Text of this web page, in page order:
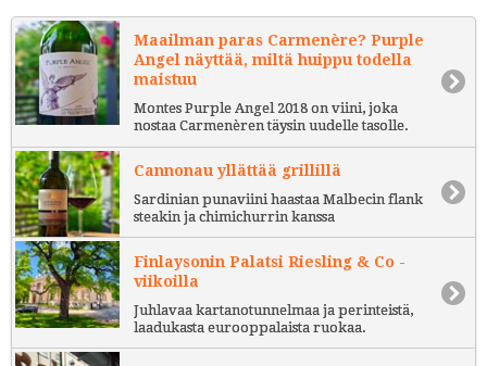
Maailman paras Carmenère? Purple
Angel näyttää, miltä huippu todella
maistuu
Montes Purple Angel 2018 on viini, joka
nostaa Carmenèren täysin uudelle tasolle.
Cannonau yllättää grillillä
Sardinian punaviini haastaa Malbecin flank
steakin ja chimichurrin kanssa
Finlaysonin Palatsi Riesling & Co -
viikoilla
Juhlavaa kartanotunnelmaa ja perinteistä,
laadukasta eurooppalaista ruokaa.